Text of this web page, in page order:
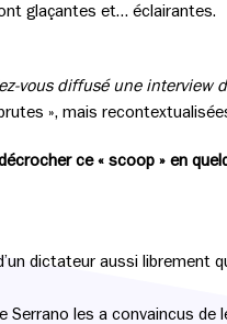
glaçantes et… éclairantes.
vous diffusé une interview
», mais
ce « scoop » en
dictateur aussi librement
les a convaincus de